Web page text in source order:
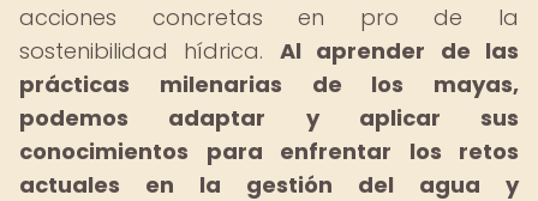
acciones concretas en pro de la
sostenibilidad hídrica. Al aprender de las
prácticas milenarias de los mayas,
podemos adaptar y aplicar sus
conocimientos para enfrentar los retos
actuales en la gestión del agua y